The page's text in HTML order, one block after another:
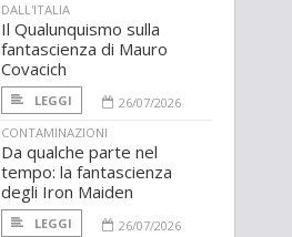
DALL'ITALIA
Il Qualunquismo sulla
fantascienza di Mauro
Covacich
LEGGI
26/07/2026
CONTAMINAZIONI
Da qualche parte nel
tempo: la fantascienza
degli Iron Maiden
LEGGI
26/07/2026